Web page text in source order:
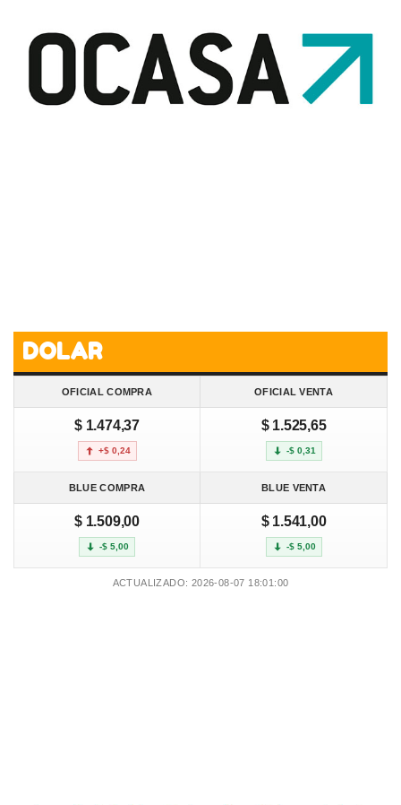
DOLAR
OFICIAL COMPRA OFICIAL VENTA
$ 1.474,37
+$ 0,24
$ 1.525,65
-$ 0,31
BLUE COMPRA BLUE VENTA
$ 1.509,00
-$ 5,00
$ 1.541,00
-$ 5,00
ACTUALIZADO: 2026-08-07 18:01:00